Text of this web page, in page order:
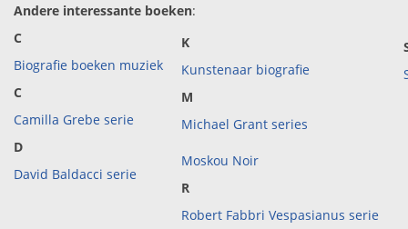
Andere interessante boeken:
C
Biografie boeken muziek
C
Camilla Grebe serie
D
David Baldacci serie
K
Kunstenaar biografie
M
Michael Grant series
Moskou Noir
R
Robert Fabbri Vespasianus serie